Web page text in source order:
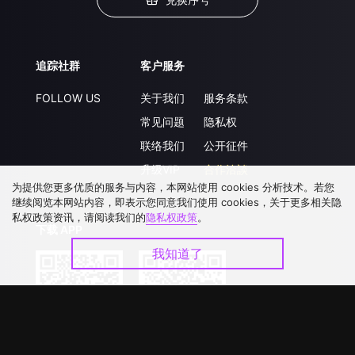
追踪社群
FOLLOW US
客户服务
关于我们
常见问题
联络我们
升级VIP
服务条款
隐私权
公开征件
合作洽談
为提供您更多优质的服务与内容，本网站使用 cookies 分析技术。若您
继续阅览本网站内容，即表示您同意我们使用 cookies，关于更多相关隐
私权政策资讯，请阅读我们的隐私权政策。
我知道了